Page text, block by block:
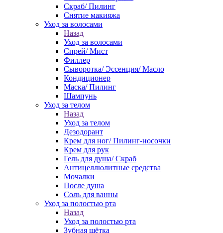
Скраб/ Пилинг
Снятие макияжа
Уход за волосами
Назад
Уход за волосами
Спрей/ Мист
Филлер
Сыворотка/ Эссенция/ Масло
Кондиционер
Маска/ Пилинг
Шампунь
Уход за телом
Назад
Уход за телом
Дезодорант
Крем для ног/ Пилинг-носочки
Крем для рук
Гель для душа/ Скраб
Антицеллюлитные средства
Мочалки
После душа
Соль для ванны
Уход за полостью рта
Назад
Уход за полостью рта
Зубная щётка